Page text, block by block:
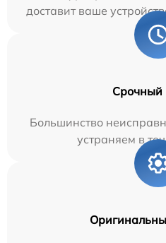
доставит ваше
Срочный
Большинство
устраняем в